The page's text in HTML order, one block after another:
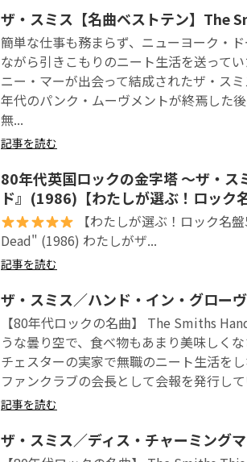
ザ・スミス【名曲ベストテン】The
簡単な仕事も務まらず、ニューヨーク・
ながら引きこもりのニート生活を送って
ニー・マーが出会って結成されたザ・ス
年代のパンク・ムーヴメントが終焉した
無...
記事を読む
80年代英国ロックの金字塔 〜ザ・ス
ド』(1986)【わたしが選ぶ！ロック
【わたしが選ぶ！ロック名
Dead" (1986) わたしがザ...
記事を読む
ザ・スミス／ハンド・イン・グロー
【80年代ロックの名曲】 The Smiths
うな曇り空で、食べ物もあまり美味しく
チェスターの実家で無職のニート生活を
ファンクラブの会長として会報を発行し
記事を読む
ザ・スミス／ディス・チャーミング